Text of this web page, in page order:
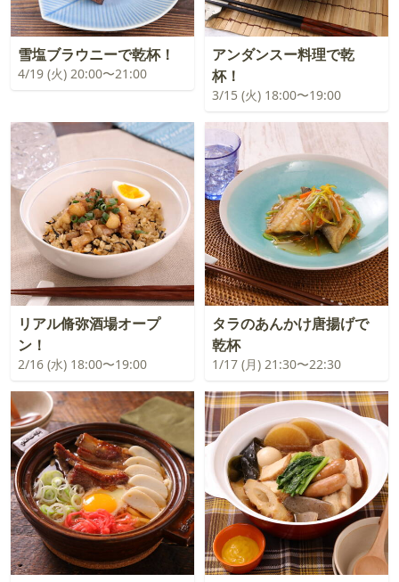
雪塩ブラウニーで乾杯！
4/19 (火) 20:00〜21:00
アンダンスー料理で乾
杯！
3/15 (火) 18:00〜19:00
リアル脩弥酒場オープ
ン！
2/16 (水) 18:00〜19:00
タラのあんかけ唐揚げで
乾杯
1/17 (月) 21:30〜22:30